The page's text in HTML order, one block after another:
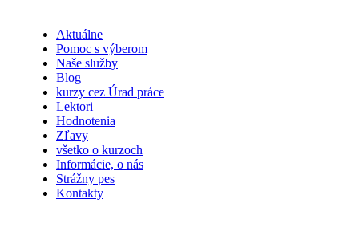
Aktuálne
Pomoc s výberom
Naše služby
Blog
kurzy cez Úrad práce
Lektori
Hodnotenia
Zľavy
všetko o kurzoch
Informácie, o nás
Strážny pes
Kontakty